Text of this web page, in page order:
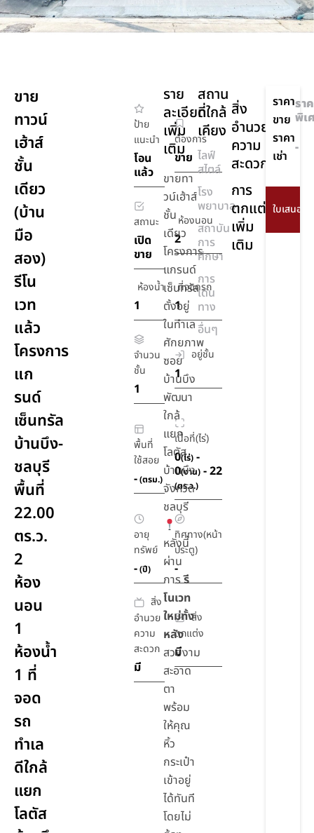
ขาย
ทาวน์
เฮ้าส์
ชั้น
เดียว
(บ้าน
มือ
สอง)
รีโน
เวท
แล้ว
โครงการ
แก
รนด์
เซ็นทรัล
บ้านบึง-
ชลบุรี
พื้นที่
22.00
ตร.ว.
2
ห้อง
นอน
1
ห้องน้ำ
1 ที่
จอด
รถ
ทำเล
ดีใกล้
แยก
โลตัส
ป้าย
แนะนำ
โอน
แล้ว
ต้องการ
ขาย
สถานะ
เปิด
ขาย
ห้องนอน
2
ห้องน้ำ
1
ที่จอดรถ
1
จำนวน
ชั้น
1
อยู่ชั้น
1
พื้นที่
ใช้สอย
-(ตรม.)
เนื้อที่(ไร่)
0(ไร่) -
0(งาน) - 22
(ตร.ว.)
อายุ
ทรัพย์
-(ปี)
ทิศทาง(หน้า
ประตู)
-
สิ่ง
อำนวย
ความ
สะดวก
มี
สิ่ง
ตกแต่ง
มี
ราย
ละเอียด
เพิ่ม
เติม
ขายทา
วน์เฮ้าส์
ชั้น
เดียว
โครงการ
แกรนด์
เซ็นทรัล
ตั้งอยู่
ในทำเล
ศักยภาพ
ซอย
บ้านบึง
พัฒนา
ใกล้
แยก
โลตัส
บ้านบึง
จังหวัด
ชลบุรี
หลังนี้
ผ่าน
การรี
โนเวท
ใหม่ทั้ง
หลัง
สวยงาม
สะอาด
ตา
พร้อม
ให้คุณ
หิ้ว
กระเป๋า
เข้าอยู่
ได้ทันที
โดยไม่
สถาน
ที่ใกล้
เคียง
ไลฟ์
สไตล์
โรง
พยาบาล
สถาบัน
การ
ศึกษา
การ
เดิน
ทาง
อื่นๆ
สิ่ง
อำนวย
ความ
สะดวก
การ
ตกแต่ง
เพิ่ม
เติม
ราคา
ขาย
รา
พิเ
ราคา
เช่า
-